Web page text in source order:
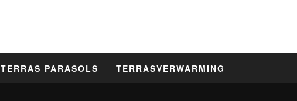
TERRAS PARASOLS TERRASVERWARMING